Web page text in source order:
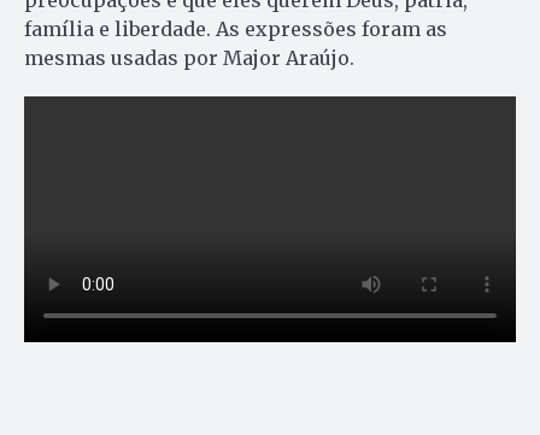
família e liberdade. As expressões foram as
mesmas usadas por Major Araújo.